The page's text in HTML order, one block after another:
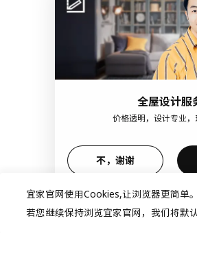
全屋设计服
价格透明，设计专业，
不，谢谢
宜家官网使用Cookies,让浏览器更简单
若您继续保持浏览宜家官网，我们将默